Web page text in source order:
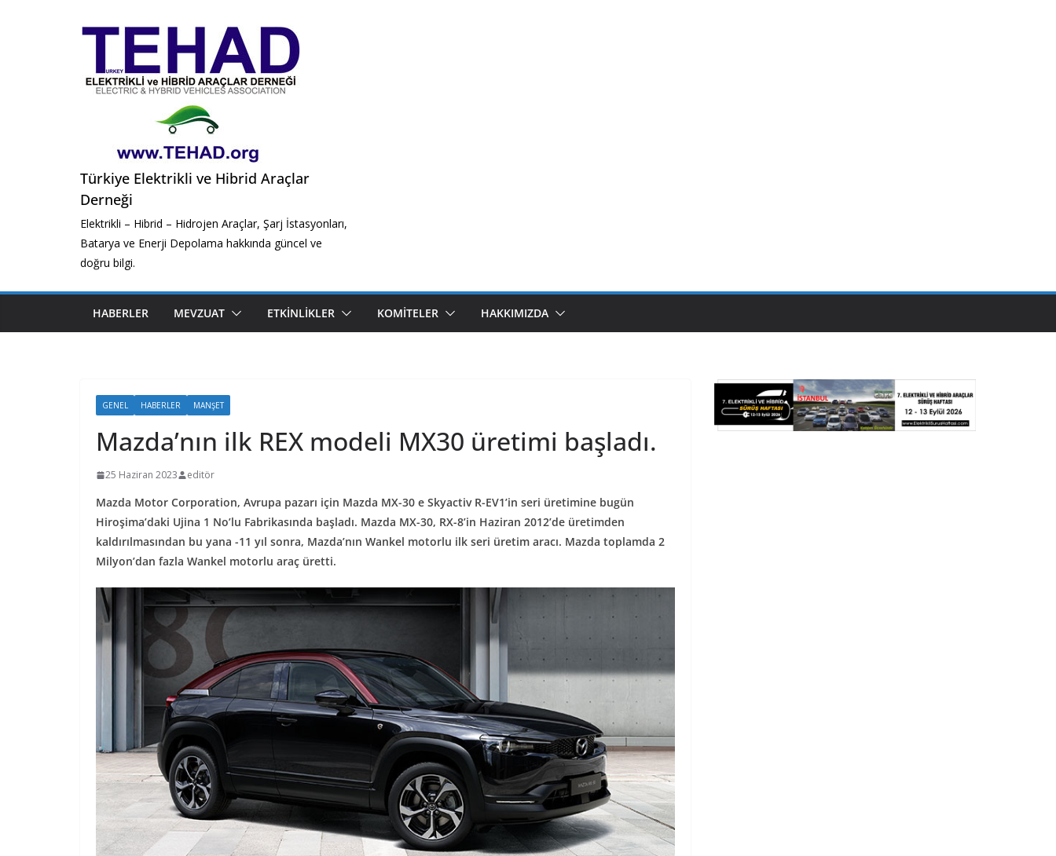
Türkiye Elektrikli ve Hibrid Araçlar
Derneği
Elektrikli – Hibrid – Hidrojen Araçlar, Şarj İstasyonları,
Batarya ve Enerji Depolama hakkında güncel ve
doğru bilgi.
HABERLER MEVZUAT ETKINLIKLER KOMITELER HAKKIMIZDA
GENEL HABERLER MANŞET
Mazda’nın ilk REX modeli MX30 üretimi başladı.
25 Haziran 2023 editör
Mazda Motor Corporation, Avrupa pazarı için Mazda MX-30 e Skyactiv R-EV1’in seri üretimine bugün
Hiroşima’daki Ujina 1 No’lu Fabrikasında başladı. Mazda MX-30, RX-8’in Haziran 2012’de üretimden
kaldırılmasından bu yana -11 yıl sonra, Mazda’nın Wankel motorlu ilk seri üretim aracı. Mazda toplamda 2
Milyon’dan fazla Wankel motorlu araç üretti.